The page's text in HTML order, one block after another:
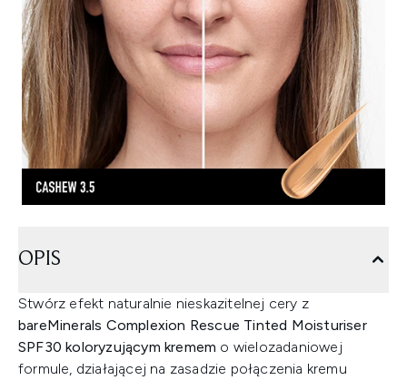
OPIS
Stwórz efekt naturalnie nieskazitelnej cery z
bareMinerals Complexion Rescue Tinted Moisturiser
SPF30 koloryzującym kremem o wielozadaniowej
formule, działającej na zasadzie połączenia kremu